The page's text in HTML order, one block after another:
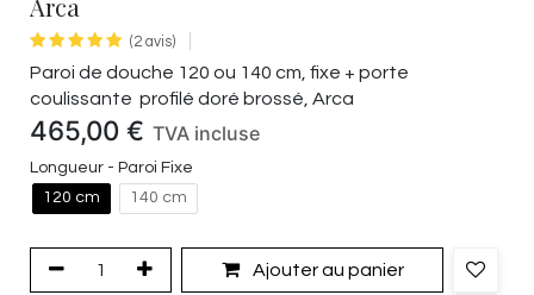
Arca
(2 avis)
Paroi de douche 120 ou 140 cm, fixe + porte
coulissante profilé doré brossé, Arca
465,00 € TVA incluse
Longueur - Paroi Fixe
120 cm 140 cm
Ajouter au panier